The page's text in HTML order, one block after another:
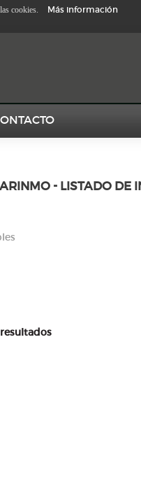
- LISTADO DE
cookies. Más información